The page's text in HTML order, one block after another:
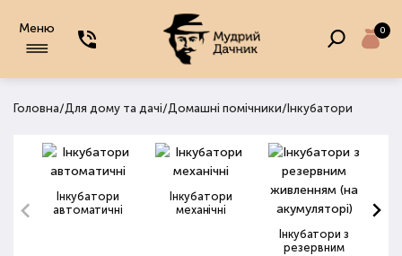
Меню 0
Головна/Для дому та дачі/Домашні помічники/ Інкубатори
Інкубатори
автоматичні
Інкубатори
механічні
Інкубатори з
резервним